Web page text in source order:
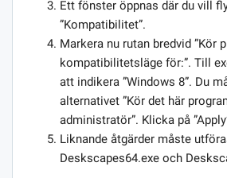
Ett fönster öppnas där du vill
”Kompatibilitet”.
Markera nu rutan bredvid ”Kör
kompatibilitetsläge för:”. Till
att indikera ”Windows 8”. Du
alternativet ”Kör det här
administratör”. Klicka på
Liknande åtgärder måste
Deskscapes64.exe och